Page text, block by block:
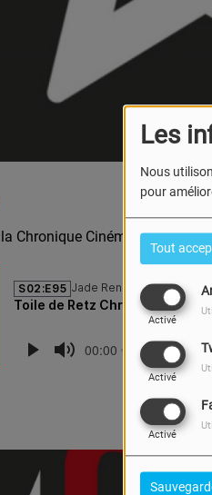
Les
Nous
pour
Tout
Activé
Activé
Activé
Chronique Cinéma Toiles de